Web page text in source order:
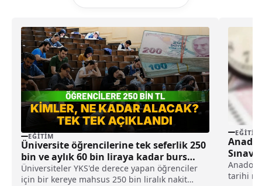
EĞITIM
Üniversite öğrencilerine tek seferlik 250
bin ve aylık 60 bin liraya kadar burs
desteği
Üniversiteler YKS'de derece yapan öğrenciler
için bir kereye mahsus 250 bin liralık nakit
EĞITIM
Sınav
Anadolu
tarihi